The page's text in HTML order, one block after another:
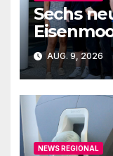
Sechs
AUG. 9, 2026
NEWS REGIONAL